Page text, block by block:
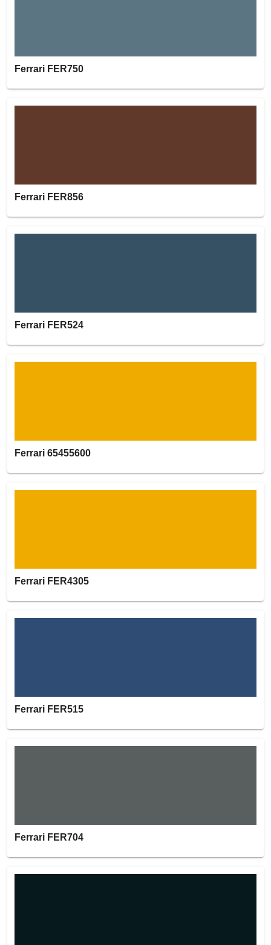
Ferrari FER750
Ferrari FER856
Ferrari FER524
Ferrari 65455600
Ferrari FER4305
Ferrari FER515
Ferrari FER704